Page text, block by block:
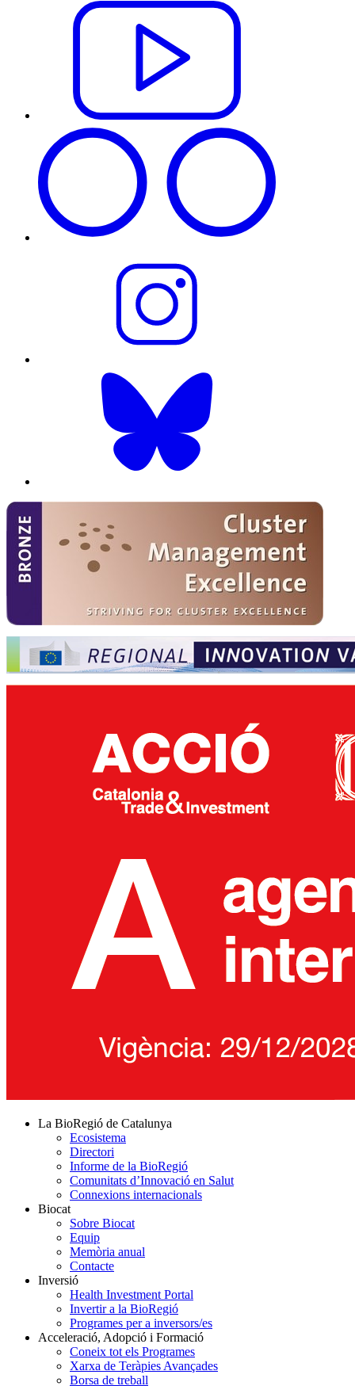
La BioRegió de Catalunya
Ecosistema
Directori
Informe de la BioRegió
Comunitats d’Innovació en Salut
Connexions internacionals
Biocat
Sobre Biocat
Equip
Memòria anual
Contacte
Inversió
Health Investment Portal
Invertir a la BioRegió
Programes per a inversors/es
Acceleració, Adopció i Formació
Coneix tot els Programes
Xarxa de Teràpies Avançades
Borsa de treball